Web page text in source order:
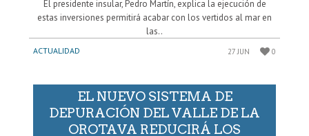
El presidente insular, Pedro Martín, explica la ejecución de
estas inversiones permitirá acabar con los vertidos al mar en
las..
ACTUALIDAD 27 JUN 0
EL NUEVO SISTEMA DE
DEPURACIÓN DEL VALLE DE LA
OROTAVA REDUCIRÁ LOS